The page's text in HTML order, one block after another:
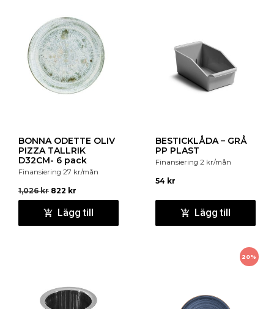
BONNA ODETTE OLIV
PIZZA TALLRIK
D32CM- 6 pack
Finansiering 27 kr/mån
1,026kr 822 kr
Lägg till
BESTICKLÅDA – GRÅ
PP PLAST
Finansiering 2 kr/mån
54 kr
Lägg till
20%